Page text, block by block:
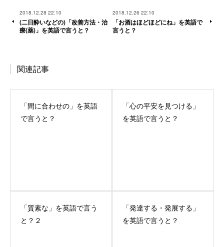
2018.12.28 22:10
(二日酔いなどの)「改善方法・治
療(薬)」を英語で言うと？
2018.12.26 22:10
「お酒はほどほどにね」を英語で
言うと？
関連記事
「間に合わせの」を英語
で言うと？
「心の平安を見つける」
を英語で言うと？
「質素な」を英語で言う
と？２
「発達する・発展する」
を英語で言うと？